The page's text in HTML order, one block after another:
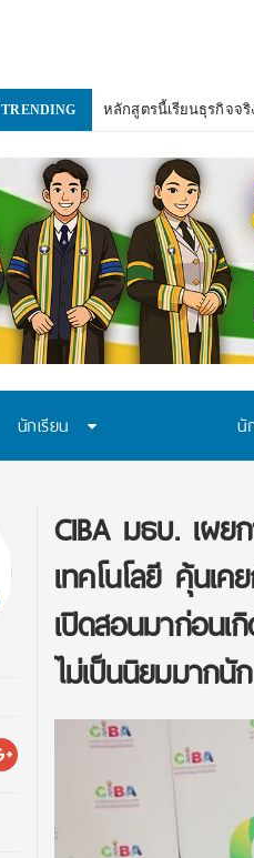
TRENDING
มหาวิทยาลัยราช
นักเรียน นั
CIBA มธบ. เผย
เทคโนโลยี คุ้นเ
เปิดสอนมาก่อนเ
ไม่เป็นนิยมมาก